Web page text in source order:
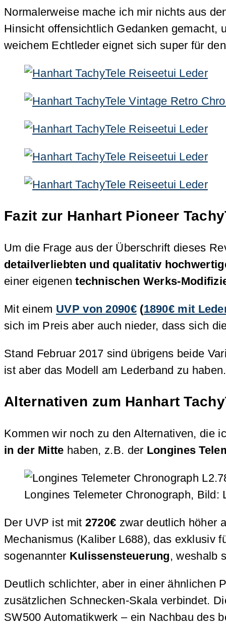
Normalerweise mache ich mir nichts aus
Hinsicht offensichtlich Gedanken gemacht,
weichem Echtleder eignet sich super für den
Fazit zur Hanhart Pioneer
Um die Frage aus der Überschrift dieses
detailverliebten und qualitativ
einer eigenentechnischen Werks-
Mit einem UVP von 2090€(1890€ mit
sich im Preis aber auch nieder, dass sich
Stand Februar 2017 sind übrigens beide
ist aber das Modell am Lederband zu
Alternativen zum Hanhart
Kommen wir noch zu den Alternativen, die
in der Mitte haben, z.B. der Longines
Longines Telemeter Chronograph, Bild:
Der UVP ist mit 2720€ zwar deutlich höher
Mechanismus (Kaliber L688), das exklusiv
sogenannter Kulissensteuerung, weshalb
Deutlich schlichter, aber in einer ähnlichen
zusätzlichen Schnecken-Skala verbindet.
SW500 Automatikwerk – ein Nachbau des